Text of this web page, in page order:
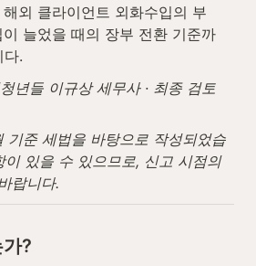
외 클라이언트 외화수입의 부
늘었을 때의 장부 전환 기준까
다.
년들 이규상 세무사 · 최종 검토
준 세법을 바탕으로 작성되었습
이 있을 수 있으므로, 신고 시점의
랍니다.
?